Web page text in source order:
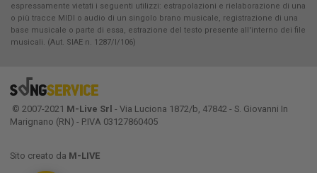
espressamente vietati i seguenti utilizzi: estrapolazioni e rielaborazione di una
o più tracce MIDI o audio di un singolo brano musicale, registrazione di una
base musicale o parte di essa, estrazione del testo presente all'interno dei file
musicali. (Aut. SIAE n. 1287/I/106)
© 2007-2021 M-Live Srl - Via Luciona 1872/b, 47842 - S. Giovanni In
Marignano (RN) - P.IVA 03127860405
Sito creato da M-LIVE